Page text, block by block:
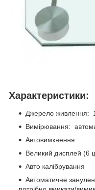
Характеристики:
Джерело живлення:
Вимірювання:
Автовимкнення
Великий дисплей (6
Авто калібрування
Автоматичне